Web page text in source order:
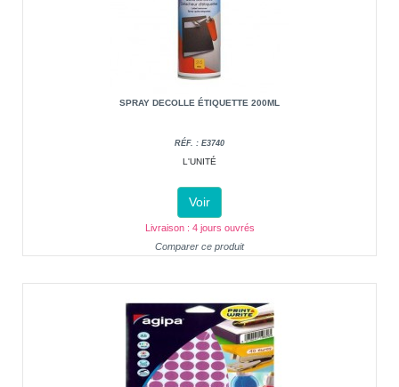
SPRAY DECOLLE ÉTIQUETTE 200ML
RÉF. : E3740
L'UNITÉ
Voir
Livraison : 4 jours ouvrés
Comparer ce produit